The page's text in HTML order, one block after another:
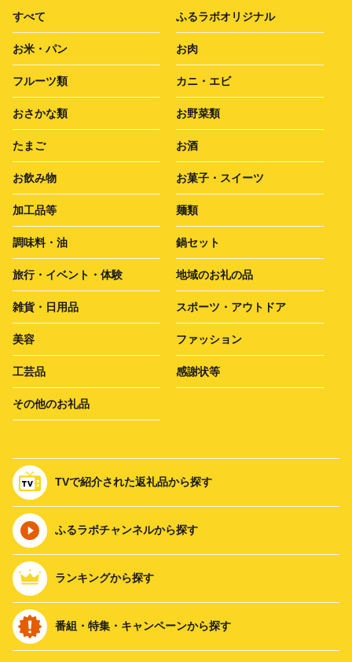
すべて ふるラボオリジナル
お米・パン お肉
フルーツ類 カニ・エビ
おさかな類 お野菜類
たまご お酒
お飲み物 お菓子・スイーツ
加工品等 麺類
調味料・油 鍋セット
旅行・イベント・体験 地域のお礼の品
雑貨・日用品 スポーツ・アウトドア
美容 ファッション
工芸品 感謝状等
その他のお礼品
TVで紹介された返礼品から探す
ふるラボチャンネルから探す
ランキングから探す
番組・特集・キャンペーンから探す